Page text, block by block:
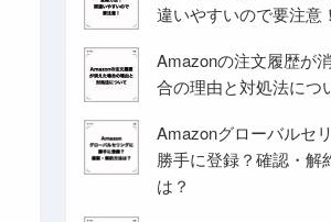
違いやすいので要注意！
Amazonの注文履歴が
合の理由と対処法につ
Amazonグローバルセ
勝手に登録？確認・解
は？